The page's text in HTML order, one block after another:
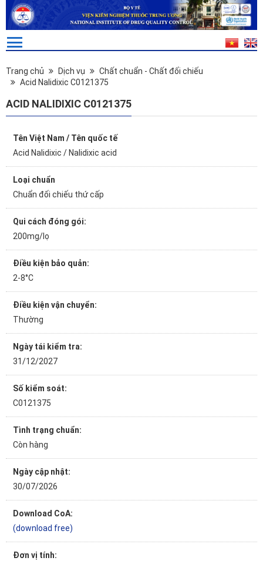
Trang chủ Dịch vụ
Chất chuẩn - Chất đối chiếu
Acid Nalidixic C0121375
ACID NALIDIXIC C0121375
Tên Việt Nam / Tên quốc tế
Acid Nalidixic / Nalidixic acid
Loại chuẩn
Chuẩn đối chiếu thứ cấp
Qui cách đóng gói:
200mg/lọ
Điều kiện bảo quản:
2-8°C
Điều kiện vận chuyển:
Thường
Ngày tái kiểm tra:
31/12/2027
Số kiểm soát:
C0121375
Tình trạng chuẩn:
Còn hàng
Ngày cập nhật:
30/07/2026
Download CoA:
(download free)
Đơn vị tính: